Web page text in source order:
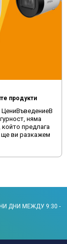
продукти
ЦениВъведениеВ
няма
предлага
ще ви разкажем
ДНИ МЕЖДУ 9:30 -